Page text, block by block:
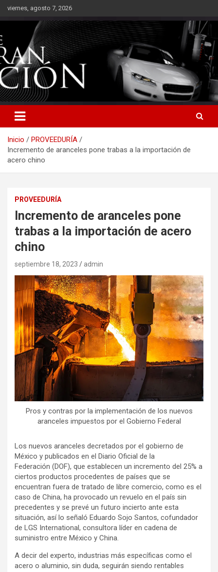
Saltarviernes, agosto 7, 2026
Inicio
PROVEEDURÍA
Incremento de aranceles pone trabas a la importación de
acero chino
PROVEEDURÍA
Incremento de aranceles pone
trabas a la importación de acero
chino
septiembre 18, 2023 admin
Pros y contras por la implementación de los nuevos
aranceles impuestos por el Gobierno Federal
Los nuevos aranceles decretados por el gobierno de
México y publicados en el Diario Oficial de la
Federación (DOF), que establecen un incremento del 25% a
ciertos productos procedentes de países que se
encuentran fuera de tratado de libre comercio, como es el
caso de China, ha provocado un revuelo en el país sin
precedentes y se prevé un futuro incierto ante esta
situación, así lo señaló Eduardo Sojo Santos, cofundador
de LGS International, consultora líder en cadena de
suministro entre México y China.
A decir del experto, industrias más específicas como el
acero o aluminio, sin duda, seguirán siendo rentables